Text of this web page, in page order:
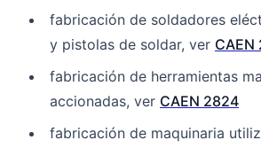
fabricación de soldadores
y pistolas de soldar, ver CAEN
fabricación de herramientas
accionadas, ver CAEN 2824
fabricación de maquinaria